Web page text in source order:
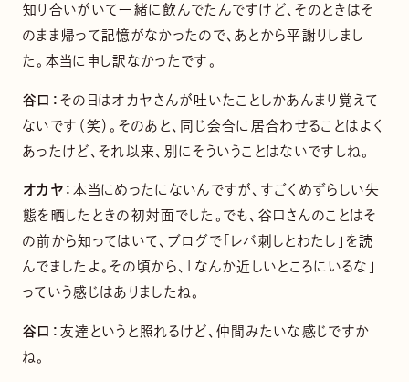
知り合いがいて一緒に飲んでたんですけど、そのときはそ
のまま帰って記憶がなかったので、あとから平謝りしまし
た。本当に申し訳なかったです。
谷口：その日はオカヤさんが吐いたことしかあんまり覚えて
ないです（笑）。そのあと、同じ会合に居合わせることはよく
あったけど、それ以来、別にそういうことはないですしね。
オカヤ：本当にめったにないんですが、すごくめずらしい失
態を晒したときの初対面でした。でも、谷口さんのことはそ
の前から知ってはいて、ブログで「レバ刺しとわたし」を読
んでましたよ。その頃から、「なんか近しいところにいるな」
っていう感じはありましたね。
谷口：友達というと照れるけど、仲間みたいな感じですか
ね。